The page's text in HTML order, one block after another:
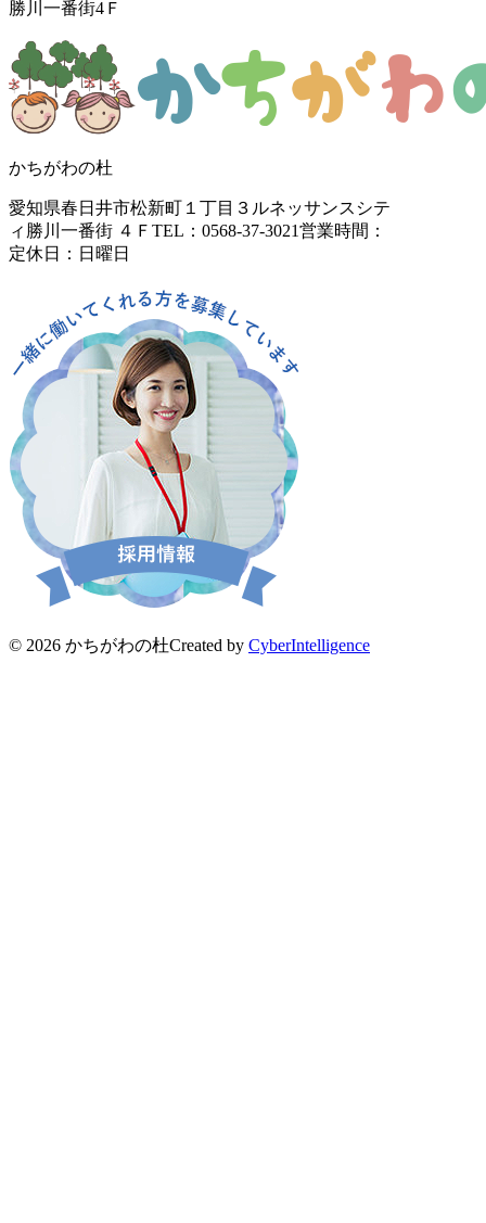
勝川一番街4Ｆ
かちがわの杜
愛知県春日井市松新町１丁目３ ルネッサンスシテ
ィ勝川一番街 ４Ｆ TEL：0568-37-3021営業時間：
定休日：日曜日
© 2026 かちがわの杜Created by CyberIntelligence